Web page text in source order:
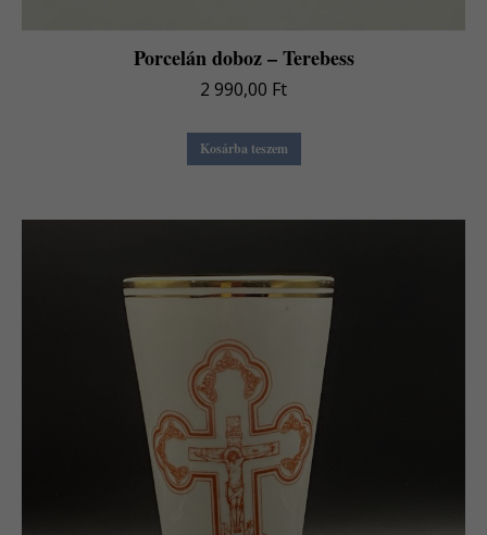
Porcelán doboz – Terebess
2 990,00 Ft
Kosárba teszem